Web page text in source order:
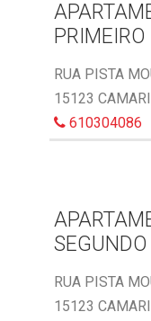
PRIMEIRO
RUA PISTA
15123
610304086
SEGUNDO
RUA PISTA
15123